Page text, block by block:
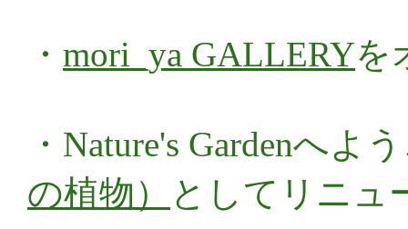
・ mori_ya GALLERYを
・Nature's Gardenへよ
の植物）
としてリニュ